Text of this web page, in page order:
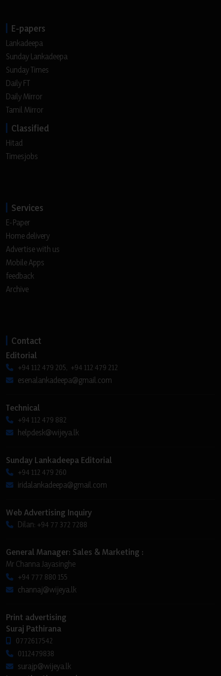
E-papers
Lankadeepa
Sunday Lankadeepa
Sunday Times
Daily FT
Daily Mirror
Tamil Mirror
Classified
Hitad
Timesjobs
Services
E-Paper
Home delivery
Advertise with us
Mobile Apps
feedback
Archive
Contact
Editorial
+94 112 479 205, +94 112 479 212
esenalankadeepa@gmail.com
Technical
+94 112 479 882
helpdesk@wijeya.lk
Sunday Lankadeepa Editorial
+94 112 479 260
iridalankadeepa@gmail.com
Web Advertising Inquiry
Dilan: +94 77 372 7288
General Manager: Sales & Marketing :
Mr Channa Jayasinghe
+94 777 880 155
channaj@wijeya.lk
Print advertising
Suraj Pathirana
0772617542
0112479838
surajp@wijeya.lk